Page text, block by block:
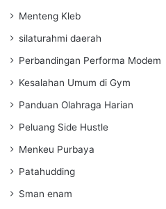
Menteng Kleb
silaturahmi daerah
Perbandingan Performa Modem
Kesalahan Umum di Gym
Panduan Olahraga Harian
Peluang Side Hustle
Menkeu Purbaya
Patahudding
Sman enam